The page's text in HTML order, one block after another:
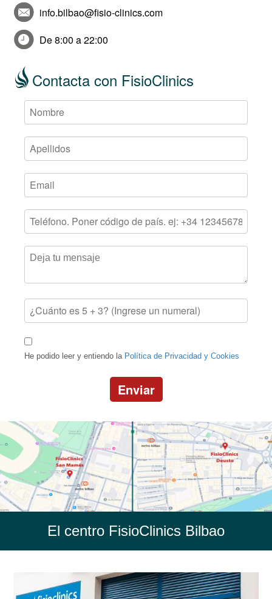
info.bilbao@fisio-clinics.com
De 8:00 a 22:00
Contacta con FisioClinics
He podido leer y entiendo la Política de Privacidad y Cookies
Enviar
El centro FisioClinics Bilbao